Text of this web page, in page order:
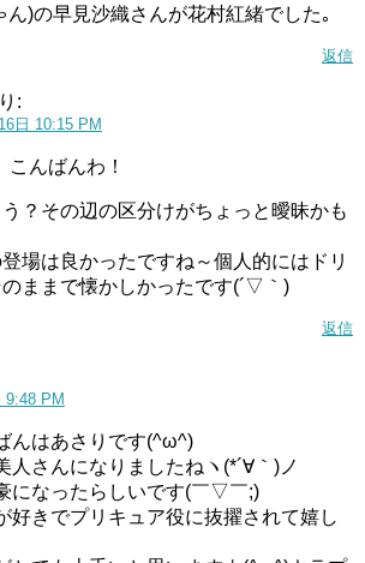
東京ミュウミュウにゅ～声優がひどいと炎上…下手とは感じないのになぜか？
記事の続きを読む
は下手？声かわいくない？
みると、
アホイップ役をやる前には、アニメ映
で主演を演じています。
ん)の早見沙織さんが花村紅緒でした｡
返信
:
日 10:15 PM
んばんわ！
？その辺の区分けがちょっと曖昧かも
場は良かったですね～個人的にはドリ
ままで懐かしかったです(´▽｀)
返信
9:48 PM
んはあさりです(^ω^)
人さんになりましたねヽ(*´∀｀)ノ
になったらしいです(￣▽￣;)
好きでプリキュア役に抜擢されて嬉し